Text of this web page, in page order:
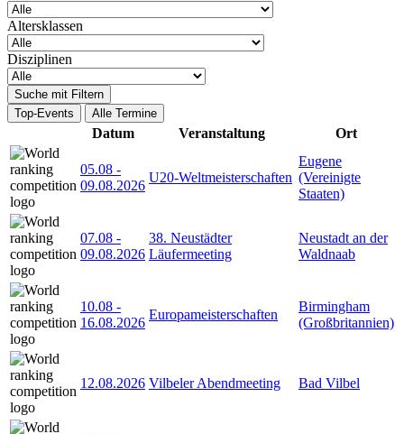
Altersklassen
Disziplinen
Suche mit Filtern
Top-Events
Alle Termine
Datum Veranstaltung Ort
05.08 -
09.08.2026
U20-Weltmeisterschaften
Eugene
(Vereinigte
Staaten)
07.08 -
09.08.2026
38. Neustädter
Läufermeeting
Neustadt an der
Waldnaab
10.08 -
16.08.2026
Europameisterschaften
Birmingham
(Großbritannien)
12.08.2026 Vilbeler Abendmeeting Bad Vilbel